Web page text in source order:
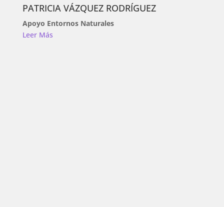
PATRICIA VÁZQUEZ RODRÍGUEZ
Apoyo Entornos Naturales
Leer Más